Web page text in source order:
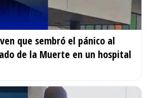
que sembró el pánico al
de la Muerte en un hospital